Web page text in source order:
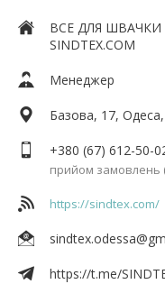
ВСЕ ДЛЯ ШВАЧКИ
SINDTEX.COM
Менеджер
Базова, 17, Одеса,
+380 (67) 612-50-
прийом замовлень
https://sindtex.com/
https://t.me/